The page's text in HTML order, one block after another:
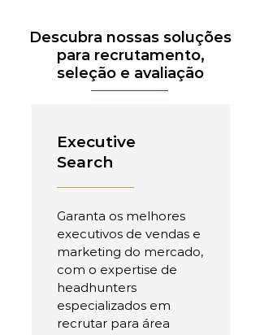
Descubra nossas soluções
para recrutamento,
seleção e avaliação
Executive
Search
Garanta os melhores
executivos de vendas e
marketing do mercado,
com o expertise de
headhunters
especializados em
recrutar para área